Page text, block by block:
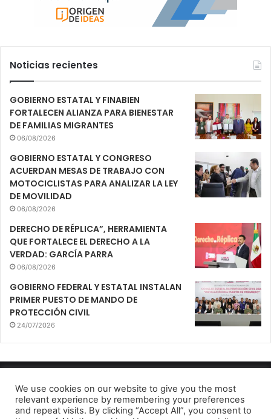
Noticias recientes
GOBIERNO ESTATAL Y FINABIEN
FORTALECEN ALIANZA PARA BIENESTAR
DE FAMILIAS MIGRANTES
06/08/2026
GOBIERNO ESTATAL Y CONGRESO
ACUERDAN MESAS DE TRABAJO CON
MOTOCICLISTAS PARA ANALIZAR LA LEY
DE MOVILIDAD
06/08/2026
DERECHO DE RÉPLICA”, HERRAMIENTA
QUE FORTALECE EL DERECHO A LA
VERDAD: GARCÍA PARRA
06/08/2026
GOBIERNO FEDERAL Y ESTATAL INSTALAN
PRIMER PUESTO DE MANDO DE
PROTECCIÓN CIVIL
24/07/2026
Mirador Urbano 2022
Aviso de Privacidad
We use cookies on our website to give you the most
relevant experience by remembering your preferences
and repeat visits. By clicking “Accept All”, you consent to